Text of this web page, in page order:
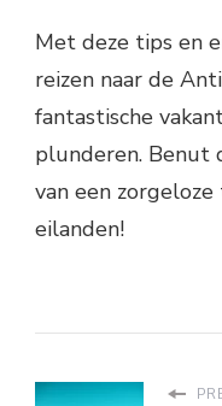
Met deze tips en
reizen naar de
fantastische
plunderen. Benut
van een
eilanden!